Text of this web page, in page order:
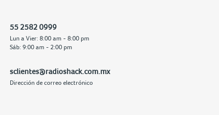
55 2582 0999
Lun a Vier: 8:00 am - 8:00 pm
Sáb: 9:00 am - 2:00 pm
sclientes@radioshack.com.mx
Dirección de correo electrónico